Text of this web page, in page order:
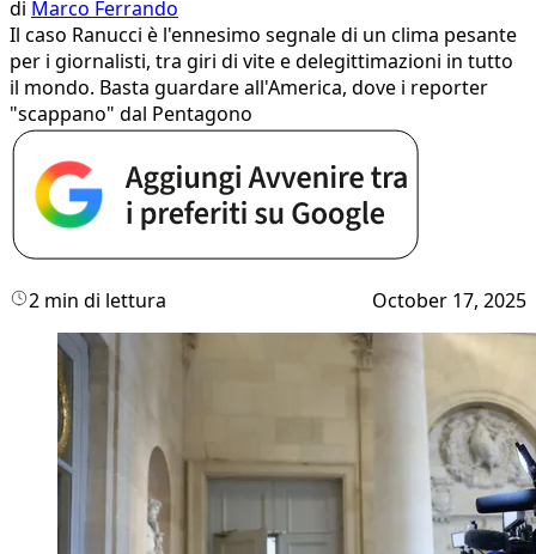
di Marco Ferrando
Il caso Ranucci è l'ennesimo segnale di un clima pesante
per i giornalisti, tra giri di vite e delegittimazioni in tutto
il mondo. Basta guardare all'America, dove i reporter
"scappano" dal Pentagono
2 min di lettura October 17, 2025